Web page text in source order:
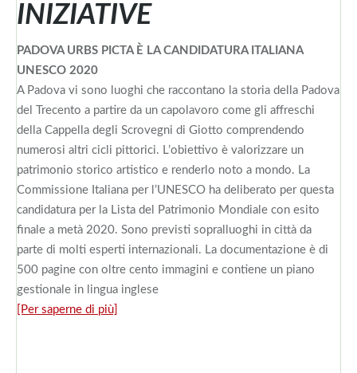
INIZIATIVE
PADOVA URBS PICTA È LA CANDIDATURA ITALIANA
UNESCO 2020
A Padova vi sono luoghi che raccontano la storia della Padova
del Trecento a partire da un capolavoro come gli affreschi
della Cappella degli Scrovegni di Giotto comprendendo
numerosi altri cicli pittorici. L’obiettivo è valorizzare un
patrimonio storico artistico e renderlo noto a mondo. La
Commissione Italiana per l’UNESCO ha deliberato per questa
candidatura per la Lista del Patrimonio Mondiale con esito
finale a metà 2020. Sono previsti sopralluoghi in città da
parte di molti esperti internazionali. La documentazione è di
500 pagine con oltre cento immagini e contiene un piano
gestionale in lingua inglese
[Per saperne di più]